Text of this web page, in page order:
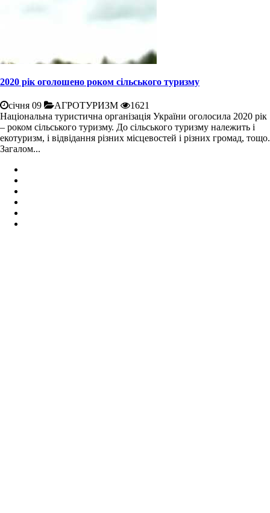
2020 рік оголошено роком сільського туризму
січня 09 АГРОТУРИЗМ
1621
Національна туристична організація України оголосила 2020 рік
– роком сільського туризму. До сільського туризму належить і
екотуризм, і відвідання різних місцевостей і різних громад, тощо.
Загалом...